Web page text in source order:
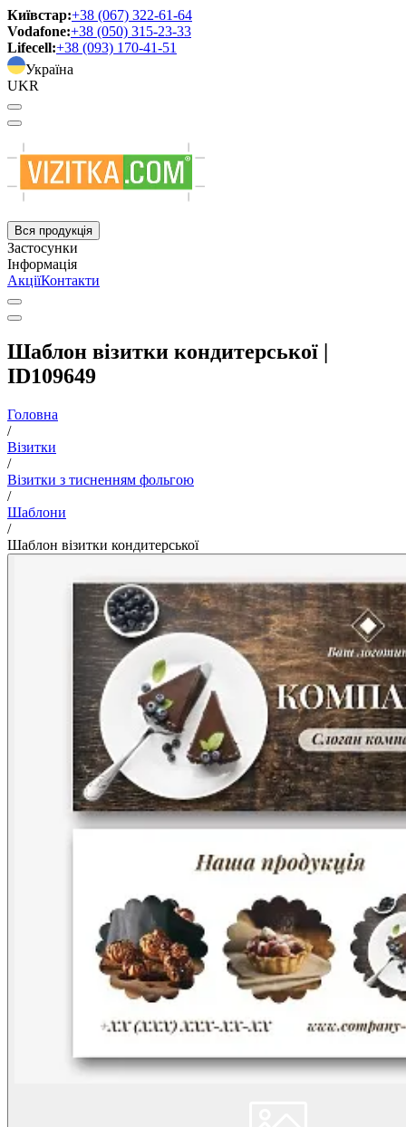
Київстар:+38 (067) 322-61-64
Vodafone:+38 (050) 315-23-33
Lifecell:+38 (093) 170-41-51
Україна
UKR
Вся продукція
Застосунки
Інформація
АкціїКонтакти
Шаблон візитки кондитерської |
ID109649
Головна
/
Візитки
/
Візитки з тисненням фольгою
/
Шаблони
/
Шаблон візитки кондитерської